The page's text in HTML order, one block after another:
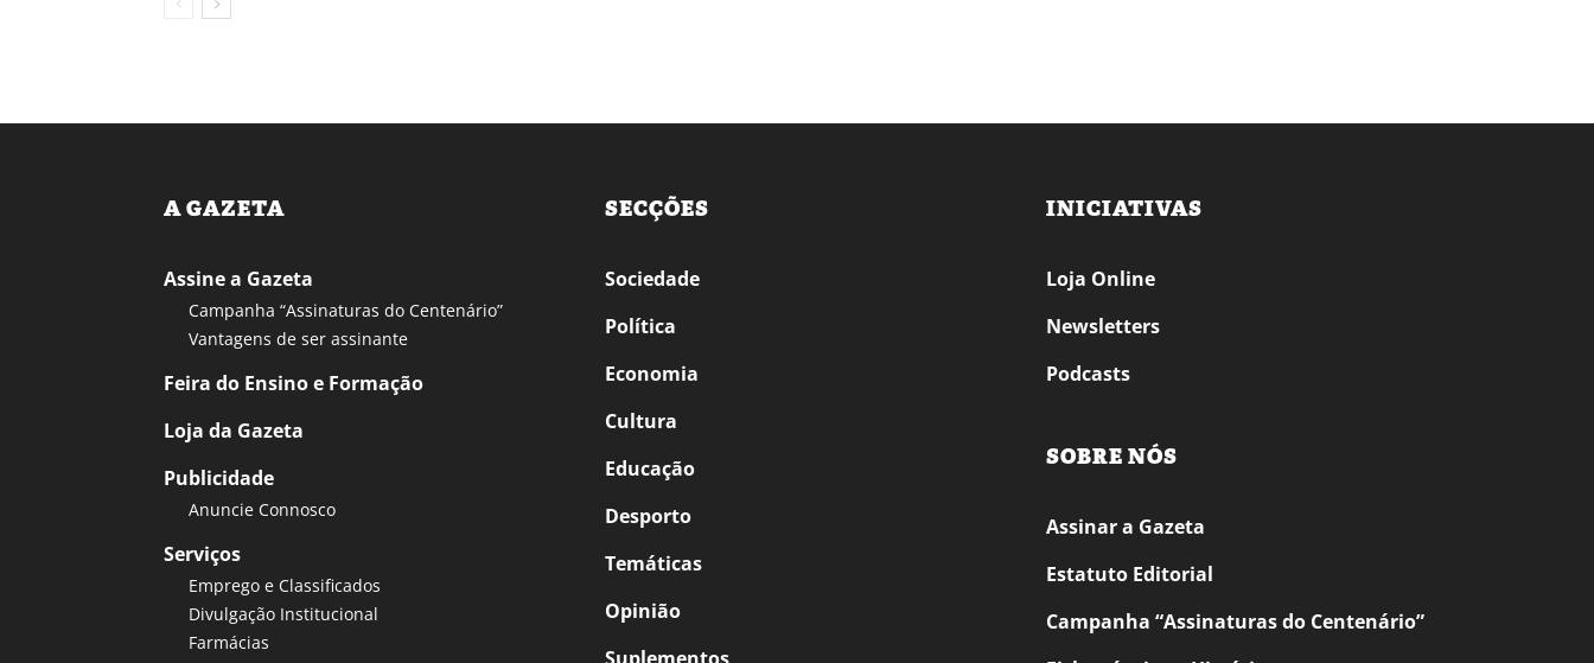
A GAZETA
Assine a Gazeta
Campanha “Assinaturas do Centenário”
Vantagens de ser assinante
Feira do Ensino e Formação
Loja da Gazeta
Publicidade
Anuncie Connosco
Serviços
Emprego e Classificados
Divulgação Institucional
Farmácias
SECÇÕES
Sociedade
Política
Economia
Cultura
Educação
Desporto
Temáticas
Opinião
INICIATIVAS
Loja Online
Newsletters
Podcasts
SOBRE NÓS
Assinar a Gazeta
Estatuto Editorial
Campanha “Assinaturas do Centenário”